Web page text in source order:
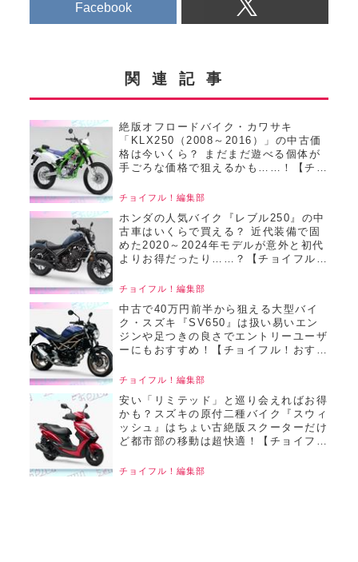
Facebook
関連記事
絶版オフロードバイク・カワサキ
「KLX250（2008～2016）」の中古価
格は今いくら？ まだまだ遊べる個体が
手ごろな価格で狙えるかも……！【チョ
チ／22025年8月版】
チョイフル！編集部
ホンダの人気バイク『レブル250』の中
古車はいくらで買える？ 近代装備で固
めた2020～2024年モデルが意外と初代
よりお得だったり……？【チョイフル！
2025年6月版】
チョイフル！編集部
中古で40万円前半から狙える大型バイ
ク・スズキ『SV650』は扱い易いエン
ジンや足つきの良さでエントリーユーザ
ーにもおすすめ！【チョイフル！おすす
版】
チョイフル！編集部
安い「リミテッド」と巡り会えればお得
かも？スズキの原付二種バイク『スウィ
ッシュ』はちょい古絶版スクーターだけ
ど都市部の移動は超快適！【チョイフ
2025年6月版】
チョイフル！編集部